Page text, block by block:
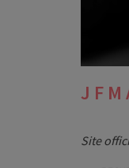
Site